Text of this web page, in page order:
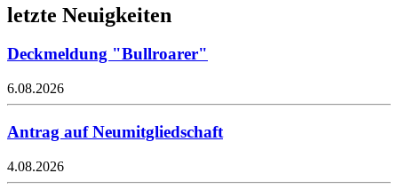
letzte Neuigkeiten
Deckmeldung "Bullroarer"
6.08.2026
Antrag auf Neumitgliedschaft
4.08.2026